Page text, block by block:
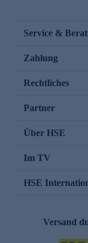
Service &
Zahlung
Rechtliches
Partner
Über HSE
Im TV
HSE
Versand